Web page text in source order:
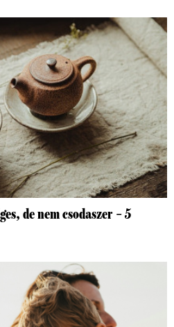
de nem csodaszer – 5